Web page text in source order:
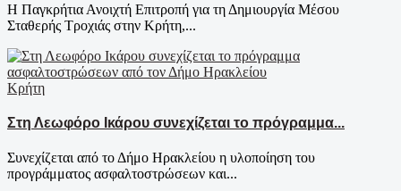
Η Παγκρήτια Ανοιχτή Επιτροπή για τη Δημιουργία Μέσου
Σταθερής Τροχιάς στην Κρήτη,...
Κρήτη
Στη Λεωφόρο Ικάρου συνεχίζεται το πρόγραμμα...
Συνεχίζεται από το Δήμο Ηρακλείου η υλοποίηση του
προγράμματος ασφαλτοστρώσεων και...